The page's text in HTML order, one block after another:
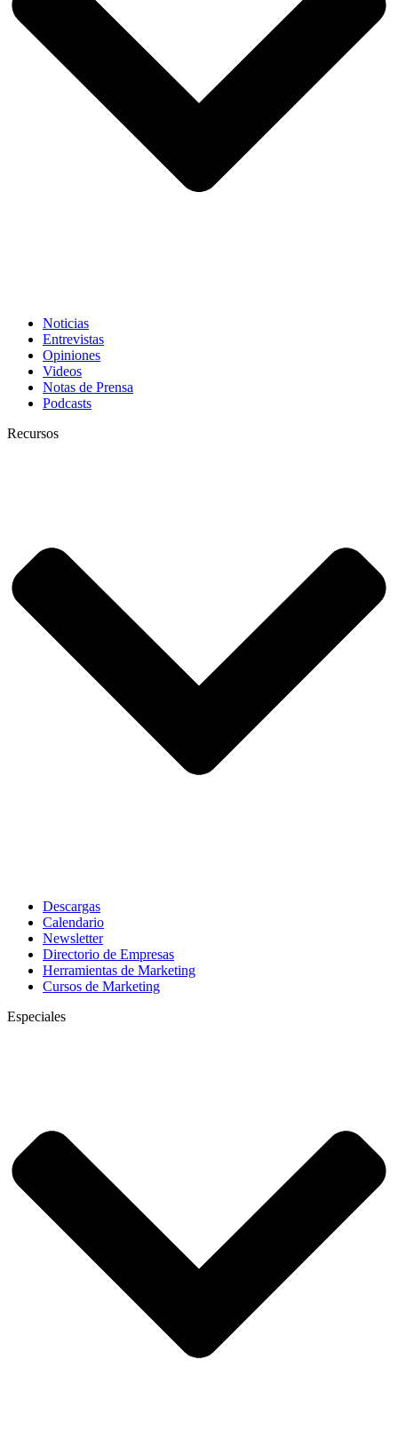
Noticias
Entrevistas
Opiniones
Videos
Notas de Prensa
Podcasts
Recursos
Descargas
Calendario
Newsletter
Directorio de Empresas
Herramientas de Marketing
Cursos de Marketing
Especiales